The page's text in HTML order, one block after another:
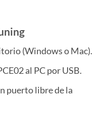
(Windows o Mac).
al PC por USB.
puerto libre de la